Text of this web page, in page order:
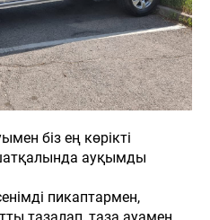
біз ең көрікті
ауқымды
пикаптармен,
тазалап, таза ауамен